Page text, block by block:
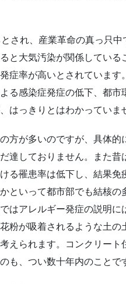
され、産業革命の真っ只中
と大気汚染が関係している
症率が高いとされています
る感染症発症の低下、都市
はっきりとはわかっていま
方が多いのですが、具体的
達しておりません。また昔
る罹患率は低下し、結果免
といって都市部でも結核の
はアレルギー発症の説明に
粉が吸着されるような土の
えられます。コンクリート
も、つい数十年内のことで